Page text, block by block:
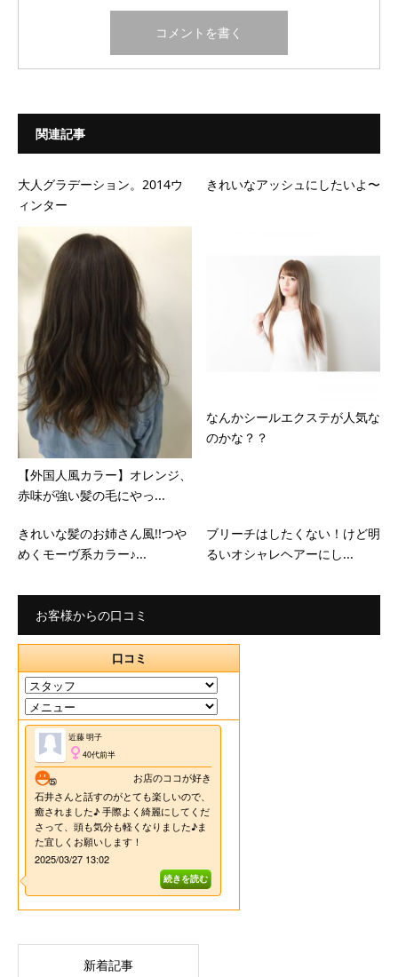
関連記事
大人グラデーション。2014ウ
ィンター
きれいなアッシュにしたいよ〜
【外国人風カラー】オレンジ、
赤味が強い髪の毛にやっ...
なんかシールエクステが人気な
のかな？？
きれいな髪のお姉さん風!!つや
めくモーヴ系カラー♪...
ブリーチはしたくない！けど明
るいオシャレヘアーにし...
お客様からの口コミ
新着記事